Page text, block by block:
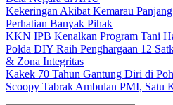
Kekeringan Akibat Kemarau
Perhatian Banyak Pihak
KKN IPB Kenalkan Program Tani
Polda DIY Raih Penghargaan 12
& Zona Integritas
Kakek 70 Tahun Gantung Diri di
Scoopy Tabrak Ambulan PMI, Satu